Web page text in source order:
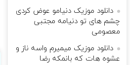
دانلود موزیک دنیامو عوض کردی
چشم های تو دنیامه مجتبی
معصومی
دانلود موزیک میمیرم واسه ناز و
عشوه هات که بانمکه رضا